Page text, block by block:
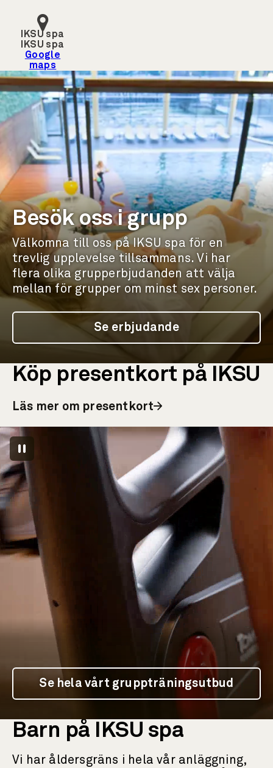
IKSU spa
IKSU spa
Google
maps
Besök oss i grupp
Välkomna till oss på IKSU spa för en
trevlig upplevelse tillsammans. Vi har
flera olika grupperbjudanden att välja
mellan för grupper om minst sex personer.
Se erbjudande
Köp presentkort på IKSU
Läs mer om presentkort
Se hela vårt gruppträningsutbud
Barn på IKSU spa
Vi har åldersgräns i hela vår anläggning,